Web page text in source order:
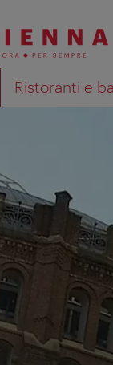
Ristoranti e
Mostra i risultati